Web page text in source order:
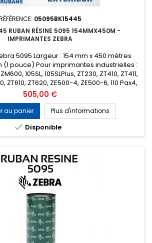
05095BK15445
RUBAN RÉSINE 5095 154MMX450M -
IMPRIMANTES ZEBRA
5095 Largeur : 154 mm x 450 mètres
(1 pouce) Pour imprimantes industrielles :
105SL, 105SLPlus, ZT230, ZT410, ZT411,
ZT610, ZT620, ZE500-4, ZE500-6, 110 Pax4,
170Xi4, 220Xi4 etc... Encrage : Extérieur
: Boîte de 6 rubans (Prix de la...
Prix
505,00 €
au panier Plus d'informations
 Disponible